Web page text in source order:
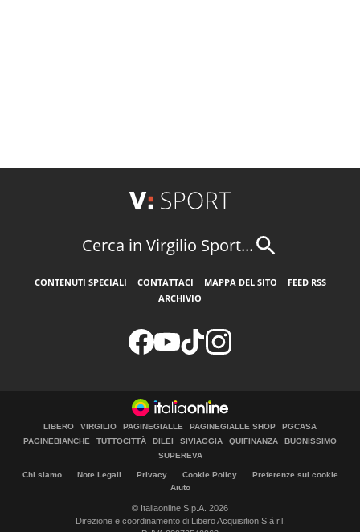
Cerca in Virgilio Sport...
CONTENUTI SPECIALI CONTATTACI MAPPA DEL SITO
FEED RSS
ARCHIVIO
LIBERO VIRGILIO PAGINEGIALLE PAGINEGIALLE SHOP
PGCASA
PAGINEBIANCHE
TUTTOCITTÀ DILEI SIVIAGGIA QUIFINANZA
BUONISSIMO
SUPEREVA
Chi siamo Note Legali Privacy Cookie Policy
Preferenze sui cookie
Aiuto
© Italiaonline S.p.A. 2026
Direzione e coordinamento di Libero Acquisition S.á r.l.